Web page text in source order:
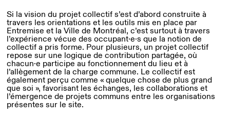
Si la vision du projet collectif s’est d’abord construite à
travers les orientations et les outils mis en place par
Entremise et la Ville de Montréal, c’est surtout à travers
l’expérience vécue des occupant·e·s que la notion de
collectif a pris forme. Pour plusieurs, un projet collectif
repose sur une logique de contribution partagée, où
chacun·e participe au fonctionnement du lieu et à
l’allègement de la charge commune. Le collectif est
également perçu comme « quelque chose de plus grand
que soi », favorisant les échanges, les collaborations et
l’émergence de projets communs entre les organisations
présentes sur le site.